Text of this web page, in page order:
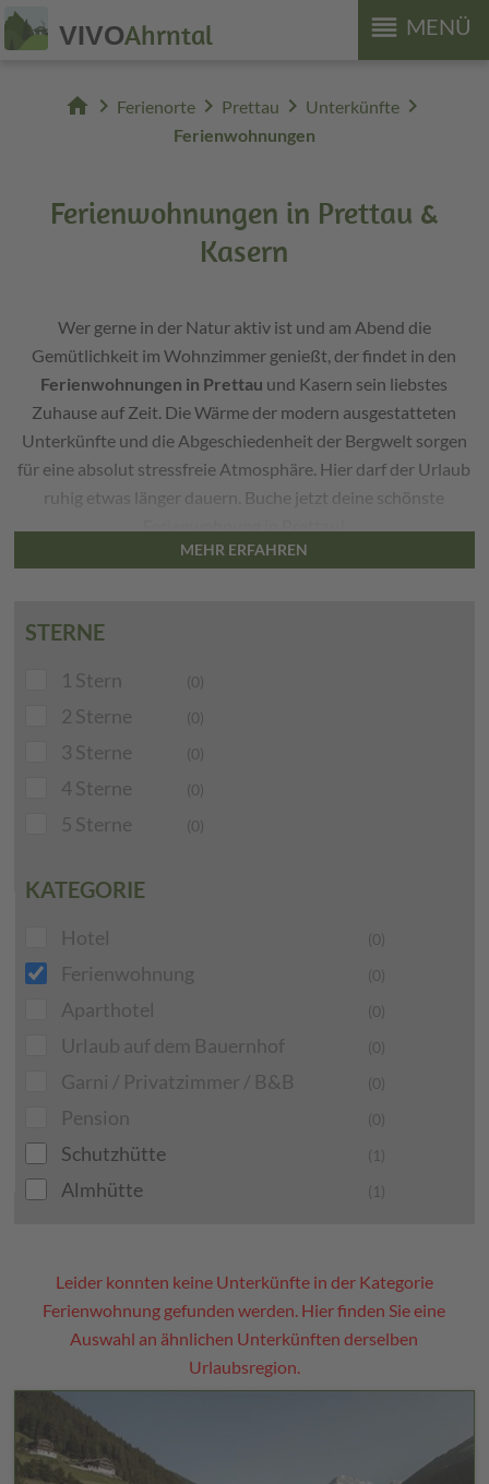
reorder MENÜ
VIVOAhrntal
home chevron_right Ferienortechevron_right Prettau chevron_right Unterkünftechevron_right
Ferienwohnungen
Ferienwohnungen in Prettau &
Kasern
Wer gerne in der Natur aktiv ist und am Abend die
Gemütlichkeit im Wohnzimmer genießt, der findet in den
Ferienwohnungen in Prettau und Kasern sein liebstes
Zuhause auf Zeit. Die Wärme der modern ausgestatteten
Unterkünfte und die Abgeschiedenheit der Bergwelt sorgen
für eine absolut stressfreie Atmosphäre. Hier darf der Urlaub
ruhig etwas länger dauern. Buche jetzt deine schönste
MEHR ERFAHREN
STERNE
1 Stern (0)
2 Sterne (0)
3 Sterne (0)
4 Sterne (0)
5 Sterne (0)
KATEGORIE
Hotel (0)
Ferienwohnung (0)
Aparthotel (0)
Urlaub auf dem Bauernhof (0)
Garni / Privatzimmer / B&B (0)
Pension (0)
Schutzhütte (1)
Almhütte (1)
Leider konnten keine Unterkünfte in der Kategorie
Ferienwohnung gefunden werden. Hier finden Sie eine
Auswahl an ähnlichen Unterkünften derselben
Urlaubsregion.